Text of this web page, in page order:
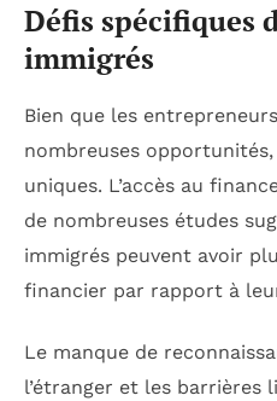
Défis spécifiques
immigrés
Bien que les
nombreuses
uniques. L’accès au
de nombreuses études
immigrés peuvent avoir
financier par rapport à
Le manque de
l’étranger et les barrières